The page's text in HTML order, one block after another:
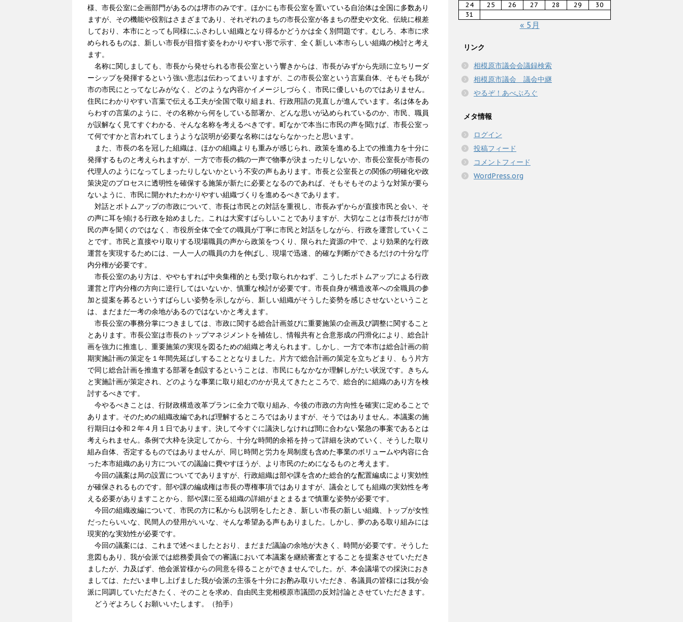
様、市長公室に企画部門があるのは堺市のみです。ほかにも市長公室を置いている自治体は全国に多数あり
ますが、その機能や役割はさまざまであり、それぞれのまちの市長公室が各まちの歴史や文化、伝統に根差
しており、本市にとっても同様にふさわしい組織となり得るかどうかは全く別問題です。むしろ、本市に求
められるものは、新しい市長が目指す姿をわかりやすい形で示す、全く新しい本市らしい組織の検討と考え
ます。
名称に関しましても、市長から発せられる市長公室という響きからは、市長がみずから先頭に立ちリーダ
ーシップを発揮するという強い意志は伝わってまいりますが、この市長公室という言葉自体、そもそも我が
市の市民にとってなじみがなく、どのような内容かイメージしづらく、市民に優しいものではありません。
住民にわかりやすい言葉で伝える工夫が全国で取り組まれ、行政用語の見直しが進んでいます。名は体をあ
らわすの言葉のように、その名称から何をしている部署か、どんな思いが込められているのか、市民、職員
が誤解なく見てすぐわかる、そんな名称を考えるべきです。町なかで本当に市民の声を聞けば、市長公室っ
て何ですかと言われてしまうような説明が必要な名称にはならなかったと思います。
また、市長の名を冠した組織は、ほかの組織よりも重みが感じられ、政策を進める上での推進力を十分に
発揮するものと考えられますが、一方で市長の鶴の一声で物事が決まったりしないか、市長公室長が市長の
代理人のようになってしまったりしないかという不安の声もあります。市長と公室長との関係の明確化や政
策決定のプロセスに透明性を確保する施策が新たに必要となるのであれば、そもそもそのような対策が要ら
ないように、市民に開かれたわかりやすい組織づくりを進めるべきであります。
対話とボトムアップの市政について、市長は市民との対話を重視し、市長みずからが直接市民と会い、そ
の声に耳を傾ける行政を始めました。これは大変すばらしいことでありますが、大切なことは市長だけが市
民の声を聞くのではなく、市役所全体で全ての職員が丁寧に市民と対話をしながら、行政を運営していくこ
とです。市民と直接やり取りする現場職員の声から政策をつくり、限られた資源の中で、より効果的な行政
運営を実現するためには、一人一人の職員の力を伸ばし、現場で迅速、的確な判断ができるだけの十分な庁
内分権が必要です。
市長公室のあり方は、ややもすれば中央集権的とも受け取られかねず、こうしたボトムアップによる行政
運営と庁内分権の方向に逆行してはいないか、慎重な検討が必要です。市長自身が構造改革への全職員の参
加と提案を募るというすばらしい姿勢を示しながら、新しい組織がそうした姿勢を感じさせないということ
は、まだまだ一考の余地があるのではないかと考えます。
市長公室の事務分掌につきましては、市政に関する総合計画並びに重要施策の企画及び調整に関すること
とあります。市長公室は市長のトップマネジメントを補佐し、情報共有と合意形成の円滑化により、総合計
画を強力に推進し、重要施策の実現を図るための組織と考えられます。しかし、一方で本市は総合計画の前
期実施計画の策定を１年間先延ばしすることとなりました。片方で総合計画の策定を立ちどまり、もう片方
で同じ総合計画を推進する部署を創設するということは、市民にもなかなか理解しがたい状況です。きちん
と実施計画が策定され、どのような事業に取り組むのかが見えてきたところで、総合的に組織のあり方を検
討するべきです。
今やるべきことは、行財政構造改革プランに全力で取り組み、今後の市政の方向性を確実に定めることで
あります。そのための組織改編であれば理解するところではありますが、そうではありません。本議案の施
行期日は令和２年４月１日であります。決して今すぐに議決しなければ間に合わない緊急の事案であるとは
考えられません。条例で大枠を決定してから、十分な時間的余裕を持って詳細を決めていく、そうした取り
組み自体、否定するものではありませんが、同じ時間と労力を局制度も含めた事業のボリュームや内容に合
った本市組織のあり方についての議論に費やすほうが、より市民のためになるものと考えます。
今回の議案は局の設置についてでありますが、行政組織は部や課を含めた総合的な配置編成により実効性
が確保されるものです。部や課の編成権は市長の専権事項ではありますが、議会としても組織の実効性を考
える必要がありますことから、部や課に至る組織の詳細がまとまるまで慎重な姿勢が必要です。
今回の組織改編について、市民の方に私からも説明をしたとき、新しい市長の新しい組織、トップが女性
だったらいいな、民間人の登用がいいな、そんな希望ある声もありました。しかし、夢のある取り組みには
現実的な実効性が必要です。
今回の議案には、これまで述べましたとおり、まだまだ議論の余地が大きく、時間が必要です。そうした
意図もあり、我が会派では総務委員会での審議において本議案を継続審査とすることを提案させていただき
ましたが、力及ばず、他会派皆様からの同意を得ることができませんでした。が、本会議場での採決におき
ましては、ただいま申し上げました我が会派の主張を十分にお酌み取りいただき、各議員の皆様には我が会
派に同調していただきたく、そのことを求め、自由民主党相模原市議団の反対討論とさせていただきます。
どうぞよろしくお願いいたします。（拍手）
24
25 26 27 28 29
30
31
« 5月
リンク
相模原市議会会議録検索
相模原市議会 議会中継
やるぞ！あべぶろぐ
メタ情報
ログイン
投稿フィード
コメントフィード
WordPress.org